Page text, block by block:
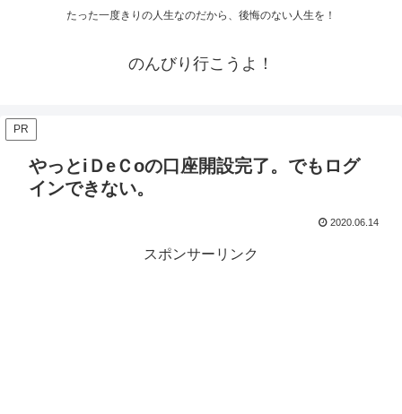
たった一度きりの人生なのだから、後悔のない人生を！
のんびり行こうよ！
PR
やっとiＤeＣoの口座開設完了。でもログ
インできない。
2020.06.14
スポンサーリンク